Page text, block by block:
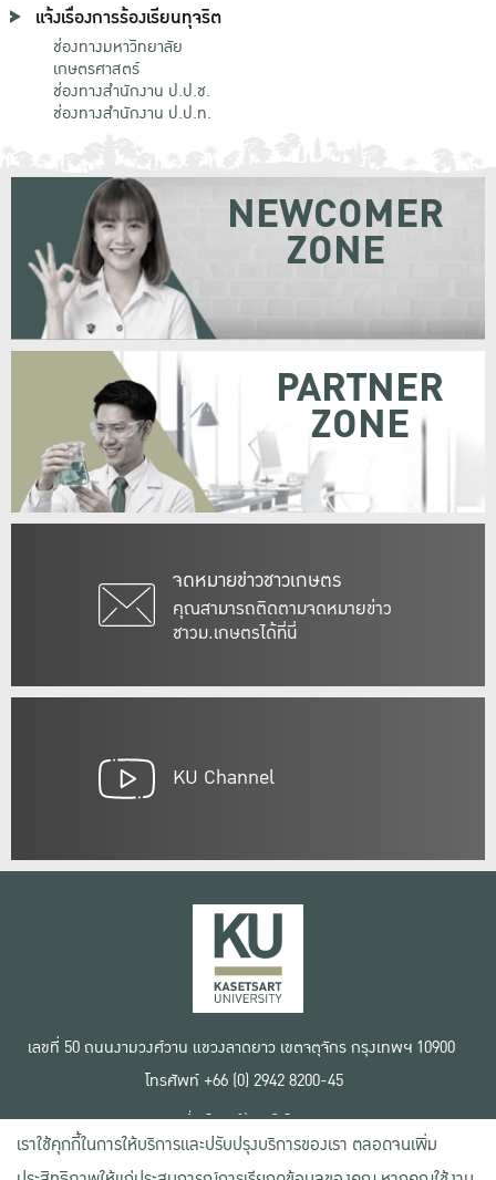
แจ้งเรื่องการร้องเรียนทุจริต
ช่องทางมหาวิทยาลัย
เกษตรศาสตร์
ช่องทางสำนักงาน ป.ป.ช.
ช่องทางสำนักงาน ป.ป.ท.
จดหมายข่าวชาวเกษตร
คุณสามารถติดตามจดหมายข่าว
ชาวม.เกษตรได้ที่นี่
NEWCOMER
ZONE
PARTNER
ZONE
KU Channel
เลขที่ 50 ถนนงามวงศ์วาน แขวงลาดยาว เขตจตุจักร กรุงเทพฯ 10900
โทรศัพท์ +66 (0) 2942 8200-45
เงื่อนไขการใช้งานเว็บไซต์
ข้อตกลงด้านสิทธิ์ใช้งาน
นโยบายความเป็นส่วนตัว
เราใช้คุกกี้ในการให้บริการและปรับปรุงบริการของเรา ตลอดจนเพิ่ม